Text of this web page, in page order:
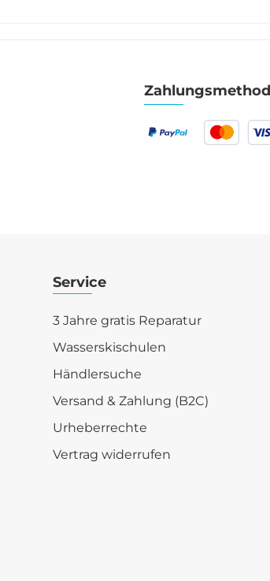
Service
3 Jahre gratis Reparatur
Wasserskischulen
Händlersuche
Versand & Zahlung (B2C)
Urheberrechte
Vertrag widerrufen